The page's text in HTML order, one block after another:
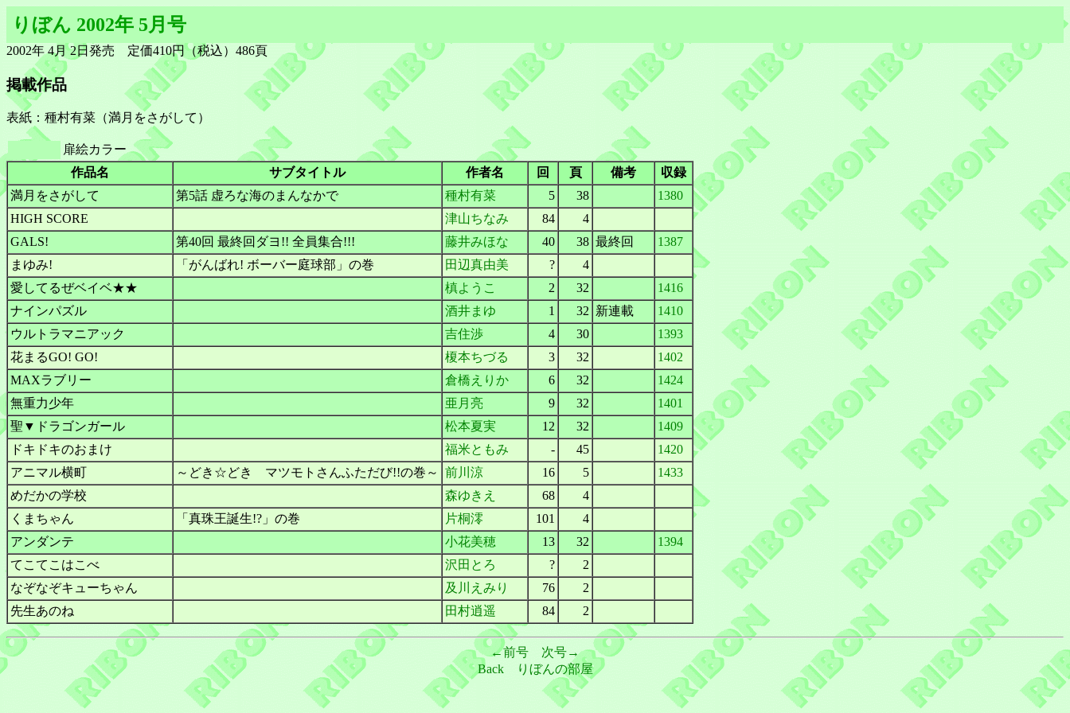
りぼん 2002年 5月号
2002年 4月 2日発売 定価410円（税込）486頁
掲載作品
表紙：種村有菜（満月をさがして）
扉絵カラー
作品名
サブタイトル 作者名 回 頁 備考
収録
満月をさがして
第5話 虚ろな海のまんなかで 種村有菜 5 38
1380
HIGH SCORE
津山ちなみ 84
4
GALS!
第40回 最終回ダヨ!! 全員集合!!! 藤井みほな 40 38 最終回
1387
まゆみ!
「がんばれ! ボーバー庭球部」の巻 田辺真由美 ?
4
愛してるぜベイベ★★
槙ようこ 2 32
1416
ナインパズル
酒井まゆ 1 32 新連載
1410
ウルトラマニアック
吉住渉 4 30
1393
花まるGO! GO!
榎本ちづる 3 32
1402
MAXラブリー
倉橋えりか 6 32
1424
無重力少年
亜月亮 9 32
1401
聖▼ドラゴンガール
松本夏実 12 32
1409
ドキドキのおまけ
福米ともみ - 45
1420
アニマル横町
～どき☆どき マツモトさんふただび!!の巻～ 前川涼 16 5
1433
めだかの学校
森ゆきえ 68
4
くまちゃん
「真珠王誕生!?」の巻 片桐澪 101
4
アンダンテ
小花美穂 13 32
1394
てこてこはこべ
沢田とろ ?
2
なぞなぞキューちゃん
及川えみり 76
2
先生あのね
田村逍遥 84 2
←前号
次号→
Back
りぼんの部屋